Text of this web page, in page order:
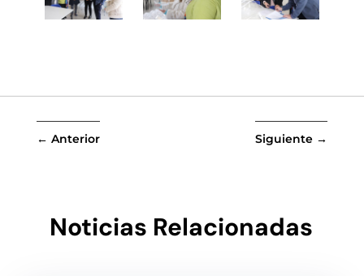
← Anterior Siguiente →
Noticias Relacionadas